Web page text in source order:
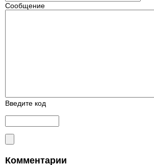
Сообщение
Введите код
Комментарии